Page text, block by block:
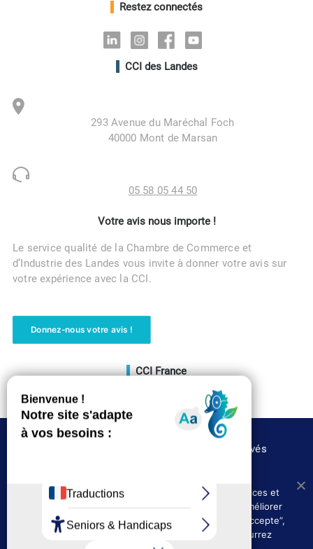
Restez connectés
LinkedinInstagramFacebookYoutube
CCI des Landes
293 Avenue du Maréchal Foch
40000 Mont de Marsan
05 58 05 44 50
Votre avis nous importe !
Le service qualité de la Chambre de Commerce et
d’Industrie des Landes vous invite à donner votre avis sur
votre expérience avec la CCI.
Donnez-nous votre avis !
CCI France
©CCI des Landes 2020 – Tous droits réservés
Où nous trouver
Presse
Politique de confidentialité
Nous utilisons les cookies afin de fournir les services et
fonctionnalités proposés sur notre site et afin d’améliorer
l’expérience de nos utilisateurs. En cliquant sur ”J’accepte”,
vous acceptez l’utilisation des cookies. Vous pourrez